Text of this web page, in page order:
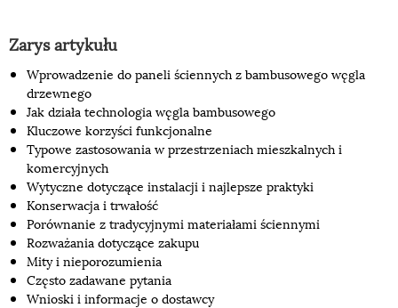
Zarys artykułu
Wprowadzenie do paneli ściennych z bambusowego węgla
drzewnego
Jak działa technologia węgla bambusowego
Kluczowe korzyści funkcjonalne
Typowe zastosowania w przestrzeniach mieszkalnych i
komercyjnych
Wytyczne dotyczące instalacji i najlepsze praktyki
Konserwacja i trwałość
Porównanie z tradycyjnymi materiałami ściennymi
Rozważania dotyczące zakupu
Mity i nieporozumienia
Często zadawane pytania
Wnioski i informacje o dostawcy